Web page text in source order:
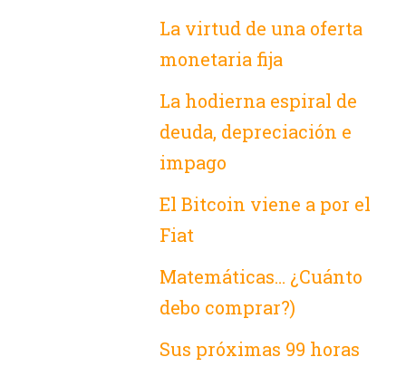
La virtud de una oferta
monetaria fija
La hodierna espiral de
deuda, depreciación e
impago
El Bitcoin viene a por el
Fiat
Matemáticas… ¿Cuánto
debo comprar?)
Sus próximas 99 horas